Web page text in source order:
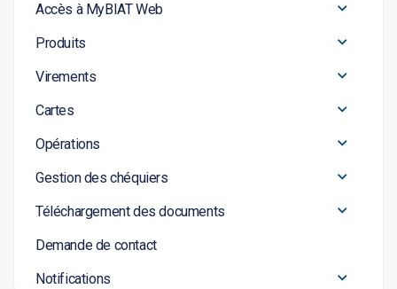
Accès à MyBIAT Web
Produits
Virements
Cartes
Opérations
Gestion des chéquiers
Téléchargement des documents
Demande de contact
Notifications